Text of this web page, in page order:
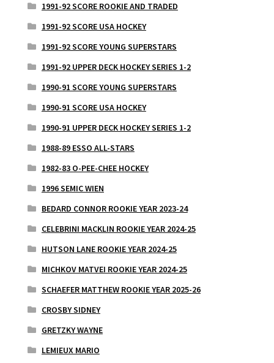
1991-92 SCORE ROOKIE AND TRADED
1991-92 SCORE USA HOCKEY
1991-92 SCORE YOUNG SUPERSTARS
1991-92 UPPER DECK HOCKEY SERIES 1-2
1990-91 SCORE YOUNG SUPERSTARS
1990-91 SCORE USA HOCKEY
1990-91 UPPER DECK HOCKEY SERIES 1-2
1988-89 ESSO ALL-STARS
1982-83 O-PEE-CHEE HOCKEY
1996 SEMIC WIEN
BEDARD CONNOR ROOKIE YEAR 2023-24
CELEBRINI MACKLIN ROOKIE YEAR 2024-25
HUTSON LANE ROOKIE YEAR 2024-25
MICHKOV MATVEI ROOKIE YEAR 2024-25
SCHAEFER MATTHEW ROOKIE YEAR 2025-26
CROSBY SIDNEY
GRETZKY WAYNE
LEMIEUX MARIO